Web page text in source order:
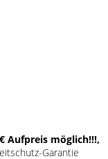
Aufpreis möglich!!!,
Garantie